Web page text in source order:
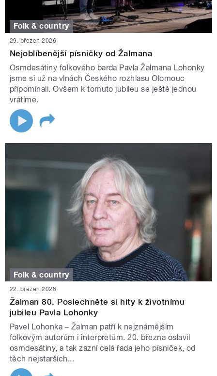
Folk & country
29. březen 2026
Nejoblíbenější písničky od Žalmana
Osmdesátiny folkového barda Pavla Žalmana Lohonky
jsme si už na vlnách Českého rozhlasu Olomouc
připomínali. Ovšem k tomuto jubileu se ještě jednou
vrátíme.
Folk & country
22. březen 2026
Žalman 80. Poslechněte si hity k životnímu
jubileu Pavla Lohonky
Pavel Lohonka – Žalman patří k nejznámějším
folkovým autorům i interpretům. 20. března oslavil
osmdesátiny, a tak zazní celá řada jeho písniček, od
těch nejstarších...